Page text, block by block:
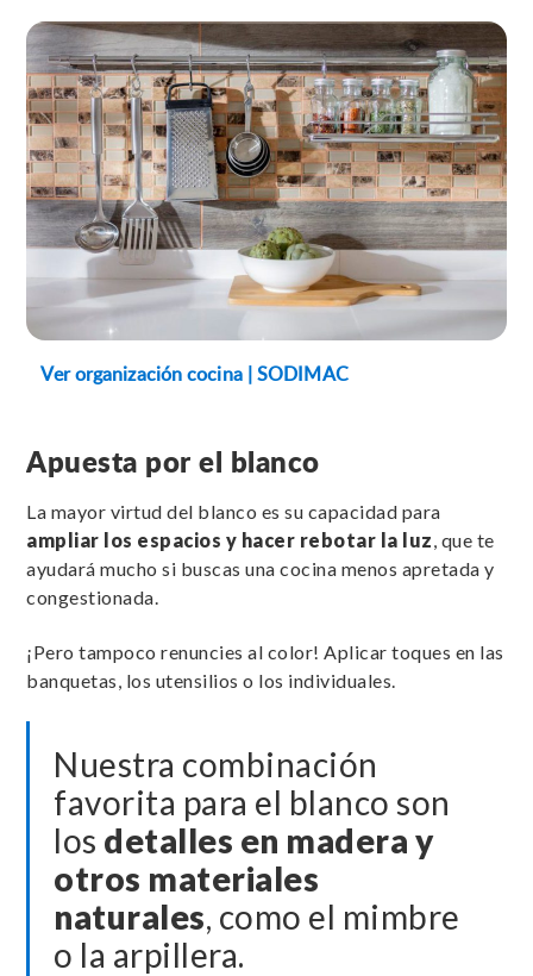
Ver organización cocina | SODIMAC
Apuesta por el blanco
La mayor virtud del blanco es su capacidad para
ampliar los espacios y hacer rebotar la luz, que te
ayudará mucho si buscas una cocina menos apretada y
congestionada.
¡Pero tampoco renuncies al color! Aplicar toques en las
banquetas, los utensilios o los individuales.
Nuestra combinación
favorita para el blanco son
los detalles en madera y
otros materiales
naturales, como el mimbre
o la arpillera.